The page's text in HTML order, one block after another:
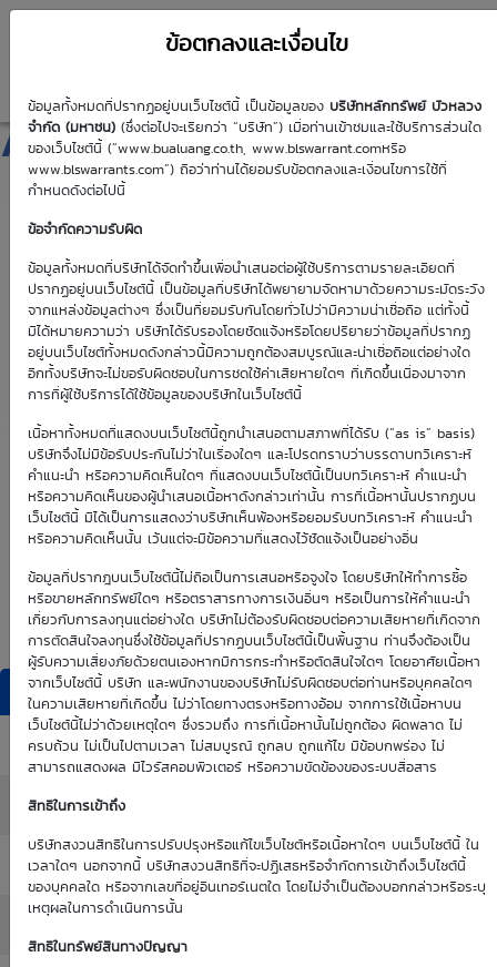
ข้อตกลงและเงื่อนไข
ข้อมูลทั้งหมดที่ปรากฏอยู่บนเว็บไซต์นี้ เป็นข้อมูลของ บริษัทหลักทรัพย์ บัวหลวง
จำกัด (มหาชน) (ซึ่งต่อไปจะเรียกว่า “บริษัท”) เมื่อท่านเข้าชมและใช้บริการส่วนใด
ของเว็บไซต์นี้ (“www.bualuang.co.th, www.blswarrant.comหรือ
www.blswarrants.com”) ถือว่าท่านได้ยอมรับข้อตกลงและเงื่อนไขการใช้ที่
กำหนดดังต่อไปนี้
ข้อจำกัดความรับผิด
ข้อมูลทั้งหมดที่บริษัทได้จัดทำขึ้นเพื่อนำเสนอต่อผู้ใช้บริการตามรายละเอียดที่
ปรากฏอยู่บนเว็บไซต์นี้ เป็นข้อมูลที่บริษัทได้พยายามจัดหามาด้วยความระมัดระวัง
จากแหล่งข้อมูลต่างๆ ซึ่งเป็นที่ยอมรับกันโดยทั่วไปว่ามีความน่าเชื่อถือ แต่ทั้งนี้
มิได้หมายความว่า บริษัทได้รับรองโดยชัดแจ้งหรือโดยปริยายว่าข้อมูลที่ปรากฏ
อยู่บนเว็บไซต์ทั้งหมดดังกล่าวนี้มีความถูกต้องสมบูรณ์และน่าเชื่อถือแต่อย่างใด
อีกทั้งบริษัทจะไม่ขอรับผิดชอบในการชดใช้ค่าเสียหายใดๆ ที่เกิดขึ้นเนื่องมาจาก
การที่ผู้ใช้บริการได้ใช้ข้อมูลของบริษัทในเว็บไซต์นี้
เนื้อหาทั้งหมดที่แสดงบนเว็บไซต์นี้ถูกนำเสนอตามสภาพที่ได้รับ (“as is” basis)
บริษัทจึงไม่มีข้อรับประกันไม่ว่าในเรื่องใดๆ และโปรดทราบว่าบรรดาบทวิเคราะห์
คำแนะนำ หรือความคิดเห็นใดๆ ที่แสดงบนเว็บไซต์นี้เป็นบทวิเคราะห์ คำแนะนำ
หรือความคิดเห็นของผู้นำเสนอเนื้อหาดังกล่าวเท่านั้น การที่เนื้อหานั้นปรากฏบน
เว็บไซต์นี้ มิได้เป็นการแสดงว่าบริษัทเห็นพ้องหรือยอมรับบทวิเคราะห์ คำแนะนำ
หรือความคิดเห็นนั้น เว้นแต่จะมีข้อความที่แสดงไว้ชัดแจ้งเป็นอย่างอื่น
ข้อมูลที่ปรากฎบนเว็บไซต์นี้ไม่ถือเป็นการเสนอหรือจูงใจ โดยบริษัทให้ทำการซื้อ
หรือขายหลักทรัพย์ใดๆ หรือตราสารทางการเงินอื่นๆ หรือเป็นการให้คำแนะนำ
เกี่ยวกับการลงทุนแต่อย่างใด บริษัทไม่ต้องรับผิดชอบต่อความเสียหายที่เกิดจาก
การตัดสินใจลงทุนซึ่งใช้ข้อมูลที่ปรากฏบนเว็บไซต์นี้เป็นพื้นฐาน ท่านจึงต้องเป็น
ผู้รับความเสี่ยงภัยด้วยตนเองหากมีการกระทำหรือตัดสินใจใดๆ โดยอาศัยเนื้อหา
จากเว็บไซต์นี้ บริษัท และพนักงานของบริษัทไม่รับผิดชอบต่อท่านหรือบุคคลใดๆ
ในความเสียหายที่เกิดขึ้น ไม่ว่าโดยทางตรงหรือทางอ้อม จากการใช้เนื้อหาบน
เว็บไซต์นี้ไม่ว่าด้วยเหตุใดๆ ซึ่งรวมถึง การที่เนื้อหานั้นไม่ถูกต้อง ผิดพลาด ไม่
ครบถ้วน ไม่เป็นไปตามเวลา ไม่สมบูรณ์ ถูกลบ ถูกแก้ไข มีข้อบกพร่อง ไม่
สามารถแสดงผล มีไวรัสคอมพิวเตอร์ หรือความขัดข้องของระบบสื่อสาร
สิทธิในการเข้าถึง
บริษัทสงวนสิทธิในการปรับปรุงหรือแก้ไขเว็บไซต์หรือเนื้อหาใดๆ บนเว็บไซต์นี้ ใน
เวลาใดๆ นอกจากนี้ บริษัทสงวนสิทธิที่จะปฏิเสธหรือจำกัดการเข้าถึงเว็บไซต์นี้
ของบุคคลใด หรือจากเลขที่อยู่อินเทอร์เนตใด โดยไม่จำเป็นต้องบอกกล่าวหรือระบุ
เหตุผลในการดำเนินการนั้น
สิทธิในทรัพย์สินทางปัญญา
AOT01C2511A
วันซื้อขายวันแรก
1 ม.ค. 2513
9 ส.ค. 2569
วันซื้อขายวันสุดท้าย
1 ม.ค. 2513
Effective Gearing
0.00
Sensitivity
0.00
Time Decay
0.00 %
TTM (days)
DW Indicators
Effective Gearing
: 0.00
Sensitivity
Time Decay (%)
: 0.00%
Implied Volatility